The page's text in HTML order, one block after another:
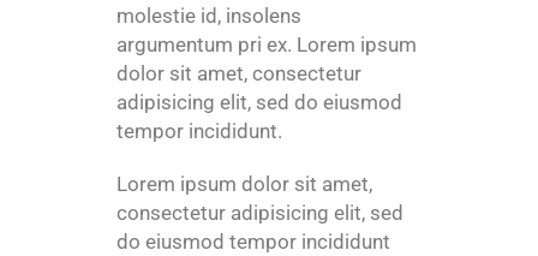
molestie id, insolens
argumentum pri ex. Lorem ipsum
dolor sit amet, consectetur
adipisicing elit, sed do eiusmod
tempor incididunt.
Lorem ipsum dolor sit amet,
consectetur adipisicing elit, sed
do eiusmod tempor incididunt